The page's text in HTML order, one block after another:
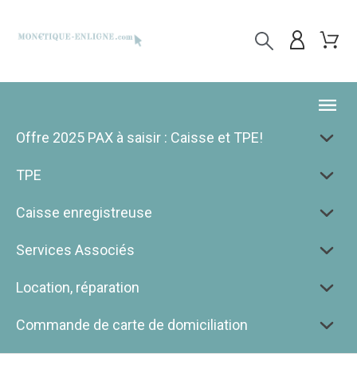
Offre 2025 PAX à saisir : Caisse et TPE!
TPE
Caisse enregistreuse
Services Associés
Location, réparation
Commande de carte de domiciliation